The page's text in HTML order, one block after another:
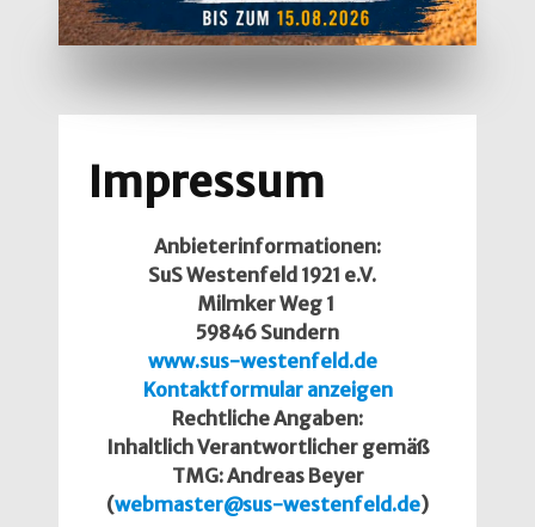
Impressum
Anbieterinformationen:
SuS Westenfeld 1921 e.V.
Milmker Weg 1
59846 Sundern
www.sus-westenfeld.de
Kontaktformular anzeigen
Rechtliche Angaben:
Inhaltlich Verantwortlicher gemäß
TMG: Andreas Beyer
(webmaster@sus-westenfeld.de)